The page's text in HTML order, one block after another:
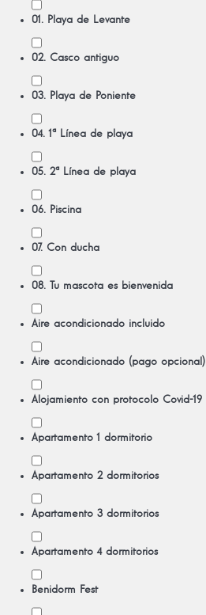
01. Playa de Levante
02. Casco antiguo
03. Playa de Poniente
04. 1ª Línea de playa
05. 2ª Línea de playa
06. Piscina
07. Con ducha
08. Tu mascota es bienvenida
Aire acondicionado incluido
Aire acondicionado (pago opcional)
Alojamiento con protocolo Covid-19
Apartamento 1 dormitorio
Apartamento 2 dormitorios
Apartamento 3 dormitorios
Apartamento 4 dormitorios
Benidorm Fest